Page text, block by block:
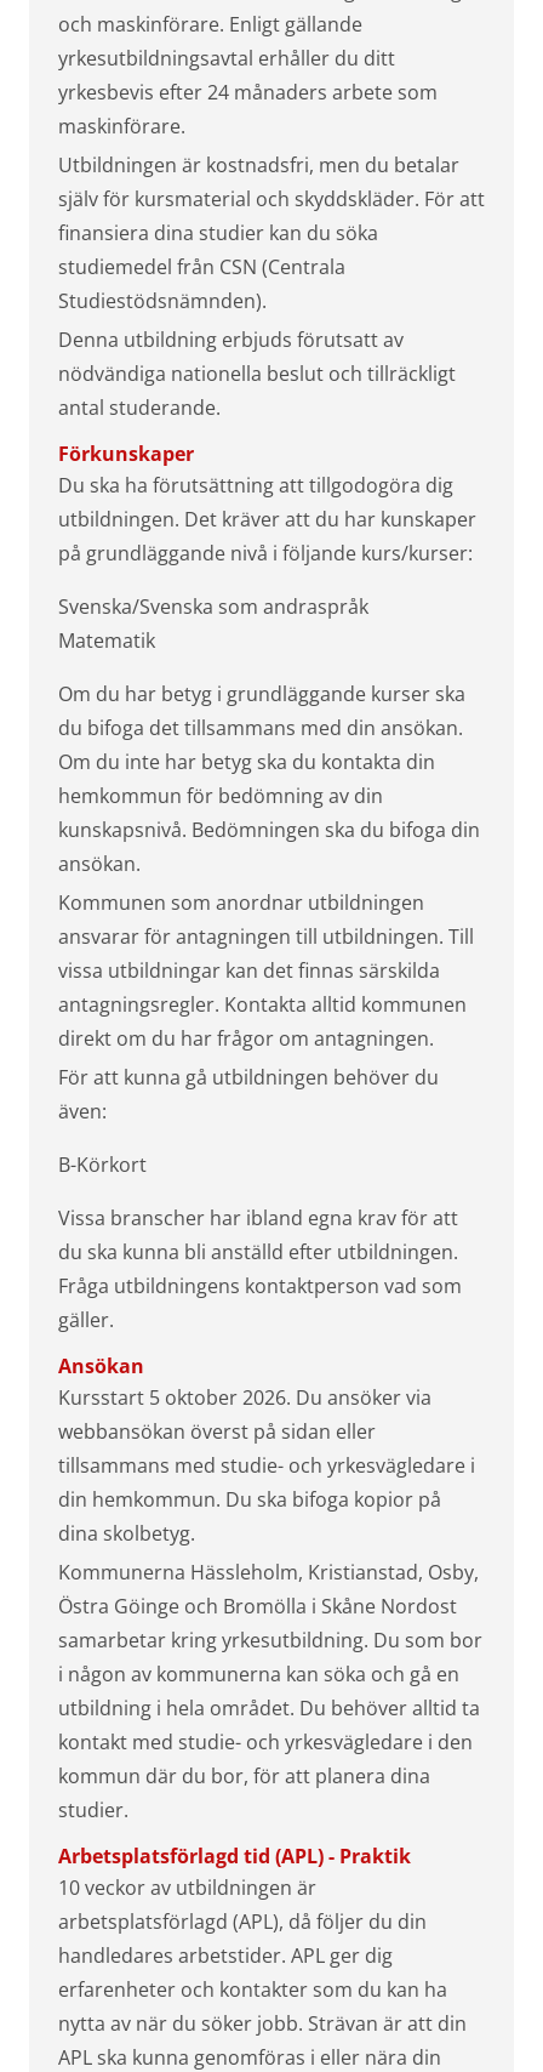
och maskinförare. Enligt gällande
yrkesutbildningsavtal erhåller du ditt
yrkesbevis efter 24 månaders arbete som
maskinförare.
Utbildningen är kostnadsfri, men du betalar
själv för kursmaterial och skyddskläder. För att
finansiera dina studier kan du söka
studiemedel från CSN (Centrala
Studiestödsnämnden).
Denna utbildning erbjuds förutsatt av
nödvändiga nationella beslut och tillräckligt
antal studerande.
Förkunskaper
Du ska ha förutsättning att tillgodogöra dig
utbildningen. Det kräver att du har kunskaper
på grundläggande nivå i följande kurs/kurser:
Svenska/Svenska som andraspråk
Matematik
Om du har betyg i grundläggande kurser ska
du bifoga det tillsammans med din ansökan.
Om du inte har betyg ska du kontakta din
hemkommun för bedömning av din
kunskapsnivå. Bedömningen ska du bifoga din
ansökan.
Kommunen som anordnar utbildningen
ansvarar för antagningen till utbildningen. Till
vissa utbildningar kan det finnas särskilda
antagningsregler. Kontakta alltid kommunen
direkt om du har frågor om antagningen.
För att kunna gå utbildningen behöver du
även:
B-Körkort
Vissa branscher har ibland egna krav för att
du ska kunna bli anställd efter utbildningen.
Fråga utbildningens kontaktperson vad som
gäller.
Ansökan
Kursstart 5 oktober 2026. Du ansöker via
webbansökan överst på sidan eller
tillsammans med studie- och yrkesvägledare i
din hemkommun. Du ska bifoga kopior på
dina skolbetyg.
Kommunerna Hässleholm, Kristianstad, Osby,
Östra Göinge och Bromölla i Skåne Nordost
samarbetar kring yrkesutbildning. Du som bor
i någon av kommunerna kan söka och gå en
utbildning i hela området. Du behöver alltid ta
kontakt med studie- och yrkesvägledare i den
kommun där du bor, för att planera dina
studier.
Arbetsplatsförlagd tid (APL) - Praktik
10 veckor av utbildningen är
arbetsplatsförlagd (APL), då följer du din
handledares arbetstider. APL ger dig
erfarenheter och kontakter som du kan ha
nytta av när du söker jobb. Strävan är att din
APL ska kunna genomföras i eller nära din